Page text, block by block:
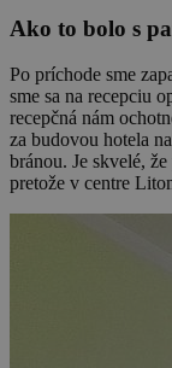
Ako to bolo s
Po príchode sme
sme sa na recepciu
recepčná nám
za budovou hotela
bránou. Je skvelé, že
pretože v centre